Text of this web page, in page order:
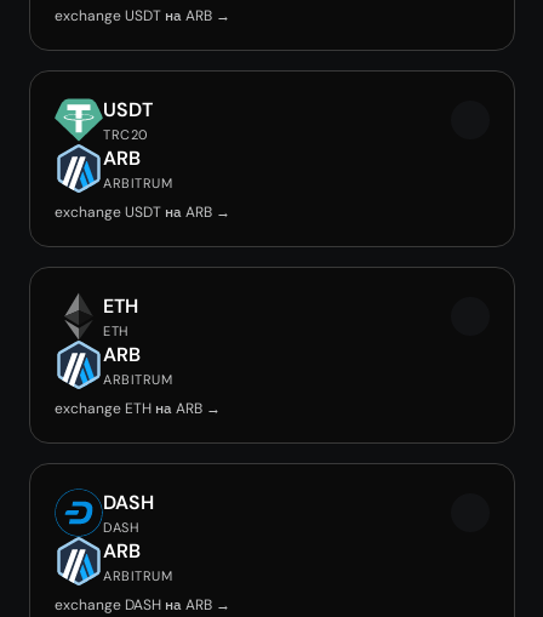
exchange USDT на ARB →
USDT
TRC20
ARB
ARBITRUM
exchange USDT на ARB →
ETH
ETH
ARB
ARBITRUM
exchange ETH на ARB →
DASH
DASH
ARB
ARBITRUM
exchange DASH на ARB →